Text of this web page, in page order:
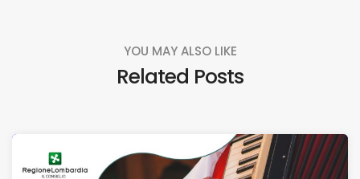
YOU MAY ALSO LIKE
Related Posts